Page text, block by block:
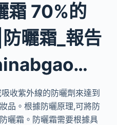
霜 70%的
曬霜_報告
收紫外線的防曬劑來達到
品。根據防曬原理,可將防
曬霜。防曬霜需要根據具